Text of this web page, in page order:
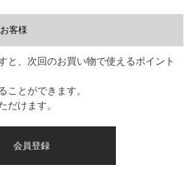
客様
と、次回のお買い物で使えるポイント
ことができます。
だけます。
会員登録